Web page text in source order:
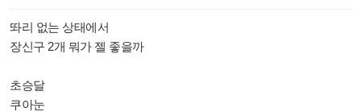
똬리 없는 상태에서
장신구 2개 뭐가 젤 좋을까
초승달
쿠아눈